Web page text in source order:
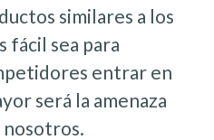
similares a los
fácil sea para
entrar en
será la amenaza